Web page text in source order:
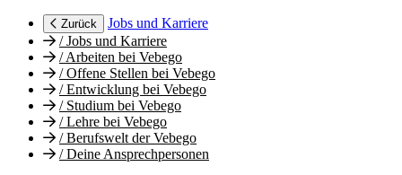
Zurück
Jobs und Karriere
/Jobs und Karriere
/Arbeiten bei Vebego
/Offene Stellen bei Vebego
/Entwicklung bei Vebego
/Studium bei Vebego
/Lehre bei Vebego
/Berufswelt der Vebego
/Deine Ansprechpersonen